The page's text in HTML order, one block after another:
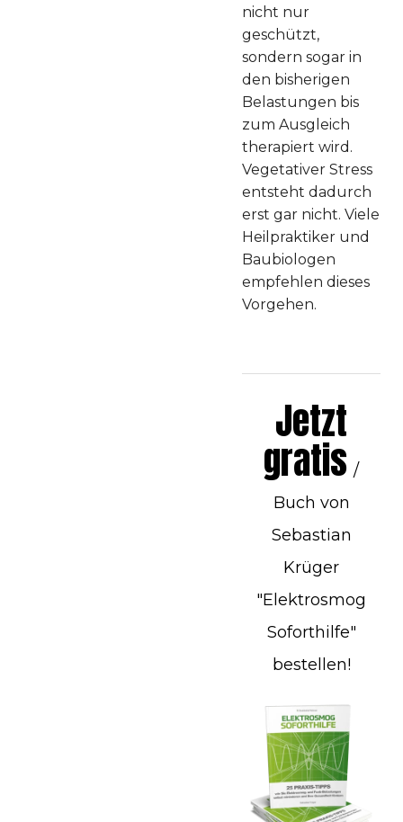
nicht nur
geschützt,
sondern sogar in
den bisherigen
Belastungen bis
zum Ausgleich
therapiert wird.
Vegetativer Stress
entsteht dadurch
erst gar nicht. Viele
Heilpraktiker und
Baubiologen
empfehlen dieses
Vorgehen.
Jetzt
gratis /
Buch von
Sebastian
Krüger
"Elektrosmog
Soforthilfe"
bestellen!